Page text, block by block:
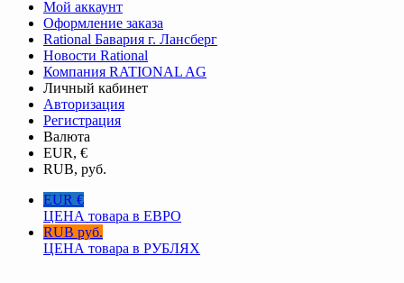
Мой аккаунт
Оформление заказа
Rational Бавария г. Лансберг
Новости Rational
Компания RATIONAL AG
Личный кабинет
Авторизация
Регистрация
Валюта
EUR, €
RUB, руб.
EUR €
ЦЕНА товара в ЕВРО
RUB руб.
ЦЕНА товара в РУБЛЯХ